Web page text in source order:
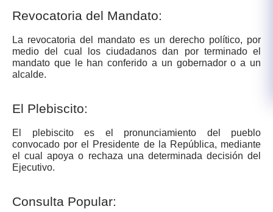
Revocatoria del Mandato:
La revocatoria del mandato es un derecho político, por
medio del cual los ciudadanos dan por terminado el
mandato que le han conferido a un gobernador o a un
alcalde.
El Plebiscito:
El plebiscito es el pronunciamiento del pueblo
convocado por el Presidente de la República, mediante
el cual apoya o rechaza una determinada decisión del
Ejecutivo.
Consulta Popular: